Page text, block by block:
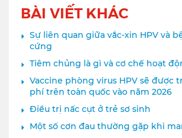
BÀI VIẾT KHÁC
Sự liên quan giữa vắc-xin HPV và
cứng
Tiêm chủng là gì và cơ chế hoạt
Vaccine phòng virus HPV sẽ được
phí trên toàn quốc vào năm 2026
Điều trị nấc cụt ở trẻ sơ sinh
Một số cơn đau thường gặp khi